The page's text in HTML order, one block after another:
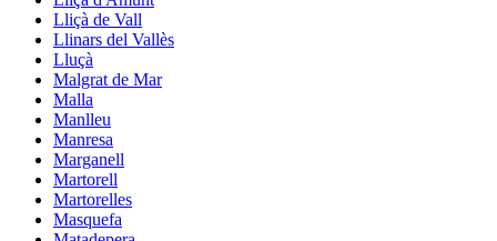
Lliçà de Vall
Llinars del Vallès
Lluçà
Malgrat de Mar
Malla
Manlleu
Manresa
Marganell
Martorell
Martorelles
Masquefa